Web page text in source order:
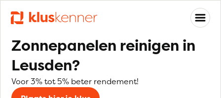
Zonnepanelen reinigen in
Leusden?
Voor 3% tot 5% beter rendement!